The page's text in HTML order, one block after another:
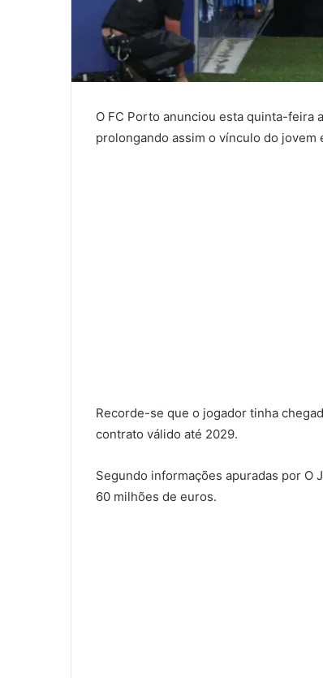
O FC Porto anunciou esta quinta-feira
prolongando assim o vínculo do
Recorde-se que o jogador tinha
contrato válido até 2029.
Segundo informações apuradas por O
60 milhões de euros.